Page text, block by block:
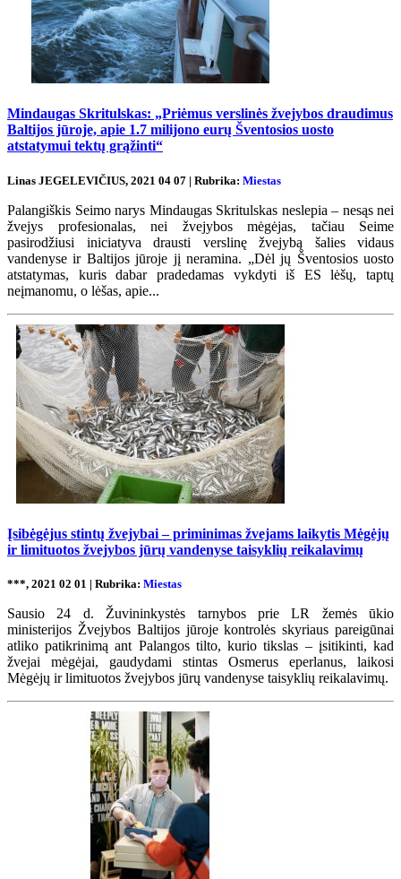
Mindaugas Skritulskas: „Priėmus verslinės žvejybos draudimus
Baltijos jūroje, apie 1.7 milijono eurų Šventosios uosto
atstatymui tektų grąžinti“
Linas JEGELEVIČIUS, 2021 04 07 | Rubrika: Miestas
Palangiškis Seimo narys Mindaugas Skritulskas neslepia – nesąs nei
žvejys profesionalas, nei žvejybos mėgėjas, tačiau Seime
pasirodžiusi iniciatyva drausti verslinę žvejybą šalies vidaus
vandenyse ir Baltijos jūroje jį neramina. „Dėl jų Šventosios uosto
atstatymas, kuris dabar pradedamas vykdyti iš ES lėšų, taptų
neįmanomu, o lėšas, apie...
Įsibėgėjus stintų žvejybai – priminimas žvejams laikytis Mėgėjų
ir limituotos žvejybos jūrų vandenyse taisyklių reikalavimų
***, 2021 02 01 | Rubrika: Miestas
Sausio 24 d. Žuvininkystės tarnybos prie LR žemės ūkio
ministerijos Žvejybos Baltijos jūroje kontrolės skyriaus pareigūnai
atliko patikrinimą ant Palangos tilto, kurio tikslas – įsitikinti, kad
žvejai mėgėjai, gaudydami stintas Osmerus eperlanus, laikosi
Mėgėjų ir limituotos žvejybos jūrų vandenyse taisyklių reikalavimų.